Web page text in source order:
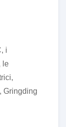
i
le
Gringding